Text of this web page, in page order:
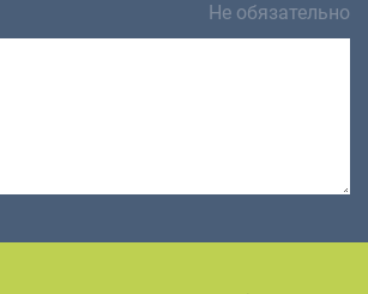
Не обязательно